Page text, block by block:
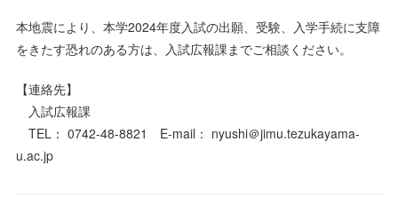
本地震により、本学2024年度入試の出願、受験、入学手続に支障
をきたす恐れのある方は、入試広報課までご相談ください。
【連絡先】
入試広報課
TEL： 0742-48-8821 E-mail： nyushi＠jimu.tezukayama-
u.ac.jp